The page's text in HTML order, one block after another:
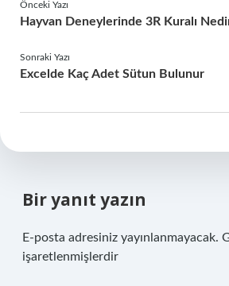
Önceki Yazı
Hayvan Deneylerinde 3R Kuralı
Sonraki Yazı
Excelde Kaç Adet Sütun Bulunur
Bir yanıt yazın
E-posta adresiniz yayınlanmayacak.
işaretlenmişlerdir